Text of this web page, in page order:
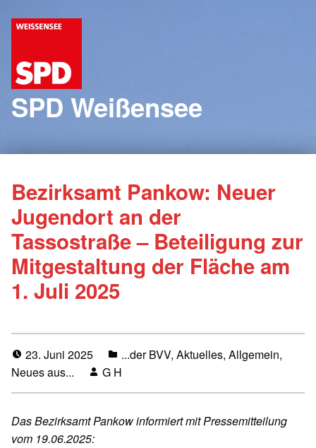
SPD Weißensee
Bezirksamt Pankow: Neuer
Jugendort an der
Tassostraße – Beteiligung zur
Mitgestaltung der Fläche am
1. Juli 2025
23. Juni 2025 ...der BVV, Aktuelles, Allgemein,
Neues aus...
G H
Das Bezirksamt Pankow informiert mit Pressemitteilung
vom 19.06.2025: